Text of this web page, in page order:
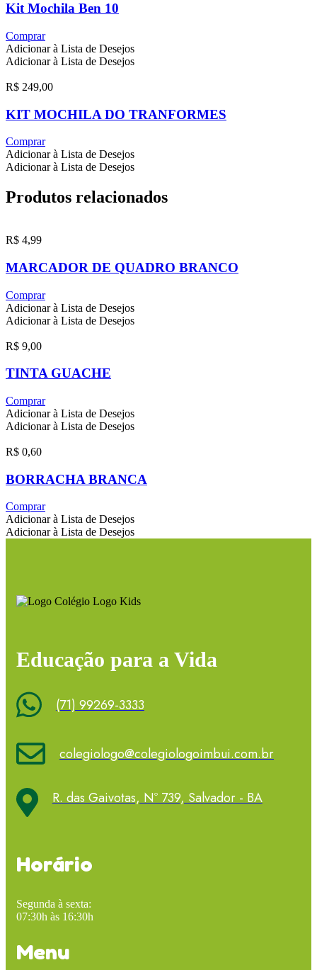
Kit Mochila Ben 10
Comprar
Adicionar à Lista de Desejos
Adicionar à Lista de Desejos
R$ 249,00
KIT MOCHILA DO TRANFORMES
Comprar
Adicionar à Lista de Desejos
Adicionar à Lista de Desejos
Produtos relacionados
R$ 4,99
MARCADOR DE QUADRO BRANCO
Comprar
Adicionar à Lista de Desejos
Adicionar à Lista de Desejos
R$ 9,00
TINTA GUACHE
Comprar
Adicionar à Lista de Desejos
Adicionar à Lista de Desejos
R$ 0,60
BORRACHA BRANCA
Comprar
Adicionar à Lista de Desejos
Adicionar à Lista de Desejos
Educação para a Vida
(71) 99269-3333
colegiologo@colegiologoimbui.com.br
R. das Gaivotas, Nº 739, Salvador - BA
Horário
Segunda à sexta:
07:30h às 16:30h
Menu